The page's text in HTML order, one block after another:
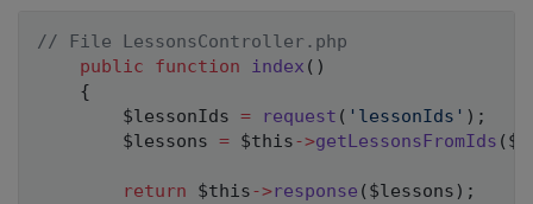
// File LessonsController.php
public
function index ( )
{
$lessonIds = request ( 'lessonIds' ) ;
$lessons = $this->getLessonsFromIds (
return $this->response ( $lessons ) ;